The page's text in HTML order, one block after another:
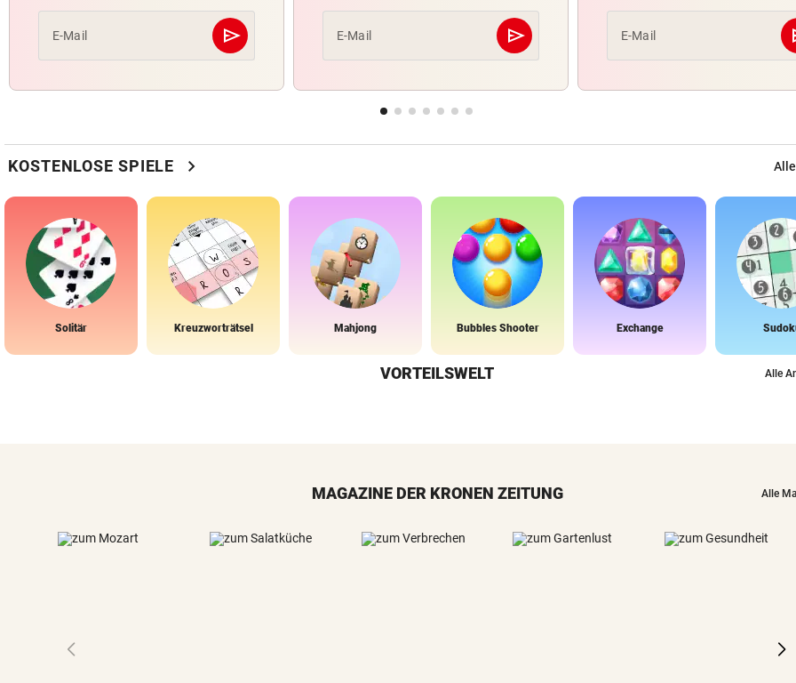
E-Mail send
Abschicken E-Mail send
Abschicken E-Mail
KOSTENLOSE SPIELE chevron_right
Solitär Kreuzworträtsel Mahjong Bubbles Shooter Exchange
VORTEILSWELT Alle
MAGAZINE DER KRONEN ZEITUNG Alle